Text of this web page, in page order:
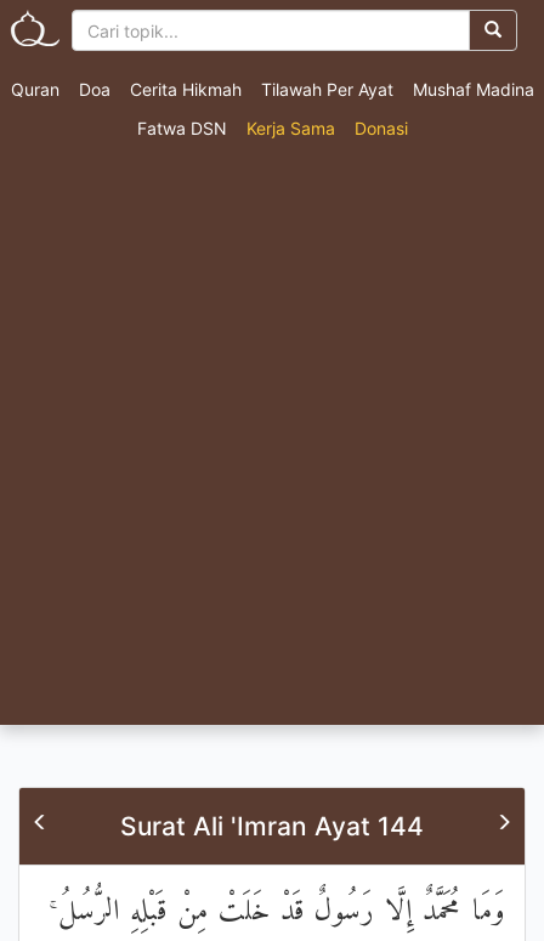
Quran Doa Cerita Hikmah Tilawah Per Ayat
Mushaf Madina
Fatwa DSN
Kerja Sama Donasi
Surat Ali 'Imran Ayat 144
وَمَا مُحَمَّدٌ إِلَّا رَسُولٌ قَدْ خَلَتْ مِنْ قَبْلِهِ الرُّسُلُ ۚ